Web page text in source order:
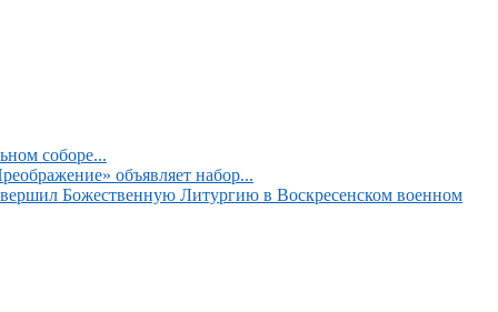
соборе...
объявляет набор...
Божественную Литургию в Воскресенском военном